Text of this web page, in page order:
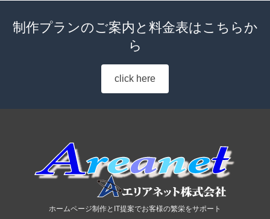
制作プランのご案内と料金表はこちらか
ら
click here
ホームページ制作とIT提案でお客様の繁栄をサポート